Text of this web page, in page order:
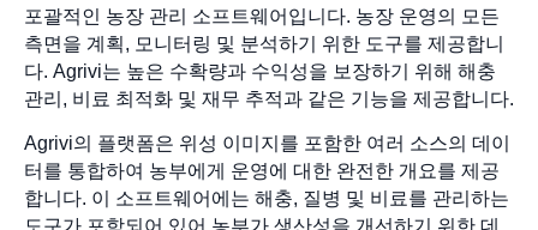
포괄적인 농장 관리 소프트웨어입니다. 농장 운영의 모든
측면을 계획, 모니터링 및 분석하기 위한 도구를 제공합니
다. Agrivi는 높은 수확량과 수익성을 보장하기 위해 해충
관리, 비료 최적화 및 재무 추적과 같은 기능을 제공합니다.
Agrivi의 플랫폼은 위성 이미지를 포함한 여러 소스의 데이
터를 통합하여 농부에게 운영에 대한 완전한 개요를 제공
합니다. 이 소프트웨어에는 해충, 질병 및 비료를 관리하는